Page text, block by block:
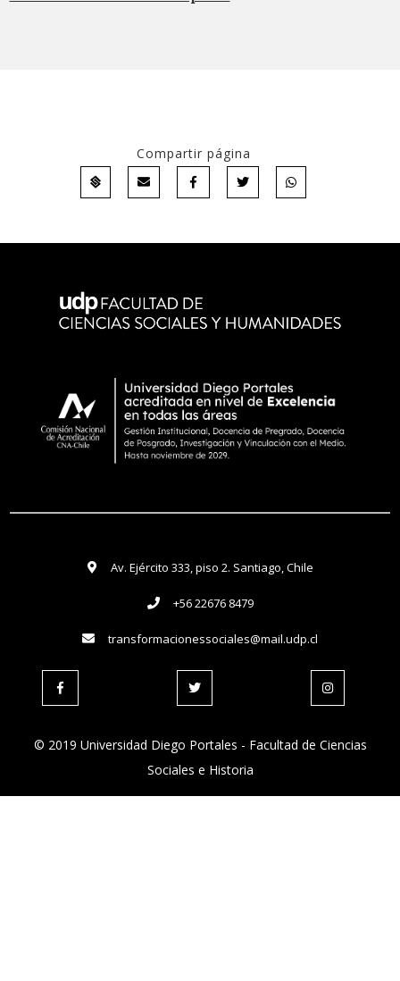
Compartir página
Av. Ejército 333, piso 2. Santiago, Chile
+56 22676 8479
transformacionessociales@mail.udp.cl
© 2019 Universidad Diego Portales - Facultad de Ciencias
Sociales e Historia